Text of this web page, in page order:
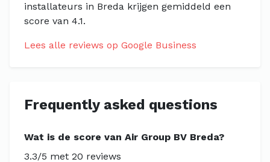
installateurs in Breda krijgen gemiddeld een
score van 4.1.
Lees alle reviews op Google Business
Frequently asked questions
Wat is de score van Air Group BV Breda?
3.3/5 met 20 reviews